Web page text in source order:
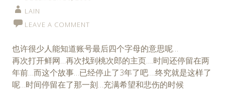
LAIN
LEAVE A COMMENT
也许很少人能知道账号最后四个字母的意思呢…
再次打开鲜网…再次找到桃次郎的主页….时间还停留在两
年前…而这个故事…已经停止了3年了吧….终究就是这样了
呢…时间停留在了那一刻…充满希望和悲伤的时候